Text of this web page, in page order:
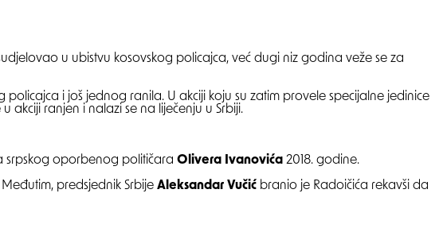
u ubistvu kosovskog policajca, već dugi niz godina veže se za
i još jednog ranila. U akciji koju su zatim provele specijalne jedinice
u akciji ranjen i nalazi se na liječenju u Srbiji.
srpskog oporbenog političara Olivera Ivanovića 2018. godine.
predsjednik Srbije Aleksandar Vučić branio je Radoičića rekavši da